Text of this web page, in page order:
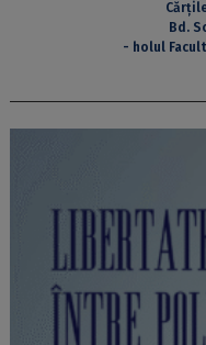
Bd.
- holul